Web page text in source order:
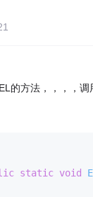
的方法，，，，
static void